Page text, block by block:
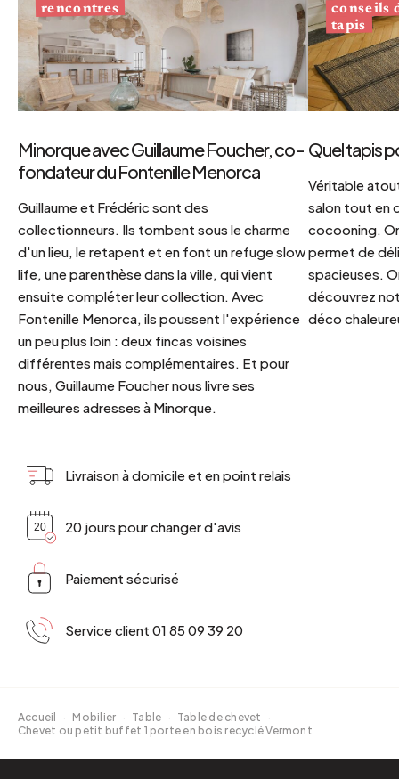
rencontres
Minorque avec Guillaume Foucher, co-
fondateur du Fontenille Menorca
Guillaume et Frédéric sont des
collectionneurs. Ils tombent sous le charme
d'un lieu, le retapent et en font un refuge slow
life, une parenthèse dans la ville, qui vient
ensuite compléter leur collection. Avec
Fontenille Menorca, ils poussent l'expérience
un peu plus loin : deux fincas voisines
différentes mais complémentaires. Et pour
nous, Guillaume Foucher nous livre ses
meilleures adresses à Minorque.
conseils
tapis
Quel tapis
Véritable
salon tout en
cocooning.
permet de
spacieuses.
découvrez
déco
Livraison à domicile et en point relais
20 jours pour changer d'avis
Paiement sécurisé
Service client 01 85 09 39 20
Accueil · Mobilier · Table · Table de chevet
·
Chevet ou petit buffet 1 porte en bois recyclé Vermont